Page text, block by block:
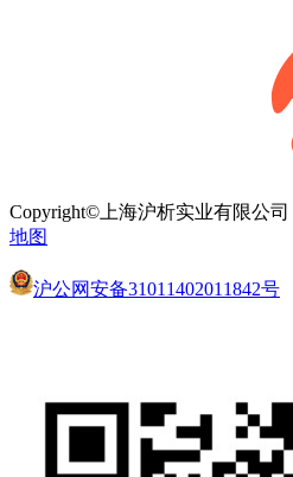
Copyright©上海沪析实业有限公司
地图
沪公网安备31011402011842号